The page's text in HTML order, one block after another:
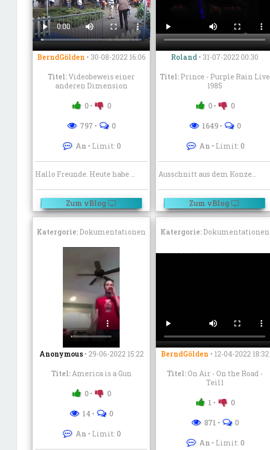
BerndGölden • 30-08-2022 16:06
Titel:Videobeweis einer
anderen Dimension
0 • 0
797 • 0
An • Limit: 0
Hallo Freunde. Heute habe ich eine Entdeckung, auf von mir gedrehtem Material gemacht. Auf der Tour de France, während eines Interviews von Claudia Neumann mit Rolf Aldag. Am Anfang, während ich zum Set laufe, sieht man im Hintergrund, wie eine Frau stürzt. Das ist ganz offensichtlich der Rand, zum Eingang in eine andere Dimension, denn wenn man dann genau hinsieht, verschwindet das 3. oder 4. Fahrzeug hinter dem Baum, während Rolf Aldag zum Set geht, im Hintergrund im Nichts, in einer anderen Dimension. Das ist der erste Videobeweis für die Existenz, einer solchen. Die Reptiloiden haben mir mit den letzten Vollmondstrahlen die Richtigkeit bestätigt. Überweist einfach [url=https://goelden.de/forum-phpbb/app.php/donate] eine Spende[/url] und ich sorge dafür, dass ihr euch mit den Walen und Delfinen vor dem kommenden Weltuntergang in die andere Dimension retten könnt. #ohnehumornixlos Viel Glück ...
Zum vBlog
Roland • 31-07-2022 00:30
Titel:Prince - Purple Rain Live
1985
0• 0
1649• 0
An • Limit: 0
Ausschnitt aus dem Konzert in der Syracusa Hall 1985. Wahnsinn! Das ganze Konzert lade ich noch bei den Filmen hoch.
Zum vBlog
Katergorie:Dokumentationen
Anonymous• 29-06-2022 15:22
Titel:America is a Gun
0 • 0
14 • 0
An • Limit: 0
Katergorie:Dokumentationen
BerndGölden • 12-04-2022 18:32
Titel:On Air - On the Road -
Teil1
1 • 0
871 • 0
An • Limit: 0